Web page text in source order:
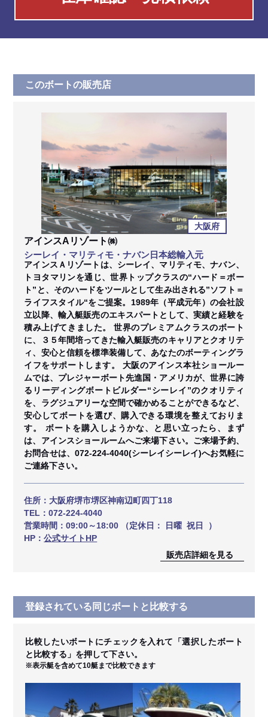
このボートの販売店
大阪府
アインスAリゾート㈱
シーレイ・マリティモ・ナバン日本総輸入元
アインスＡリゾートは、シーレイ、マリティモ、ナバン、
トヨタマリンを通じ、世界トップクラスの“ハード＝ボー
ト”と、そのハードをツールとして生み出される”ソフト＝
ライフスタイル“をご提案。1989年（平成元年）の会社設
立以降、輸入艇販売のエキスパートとして、実績と経験を
積み上げてきました。 世界のプレミアムクラスのボート
に、３５年間培ってきた輸入艇販売のキャリアとクオリテ
ィ、安心と信頼を標準装備して、あなたのボーティングラ
イフをサポートします。 大阪のアインス本社ショールー
ムでは、プレジャーボート先進国・アメリカが、世界に誇
るリーディングボートビルダー“シーレイ”のクオリティ
を、ラグジュアリーな空間で確かめることができるなど、
安心してボートを選び、購入できる環境を整えておりま
す。 ボートを購入しようかな、と思い立ったら、まず
は、アインスショールームへご来場下さい。ご来場予約、
お問合せは、072-224-4040(シーレイシーレイ)へお気軽に
ご連絡下さい。
住所： 大阪府堺市堺区神南辺町四丁118
TEL：072-224-4040
営業時間：09:00～18:00 （定休日： 日曜 祝日 ）
HP：公式サイトHP
販売店詳細を見る
登録されている同じボートと比較する
比較したいボートにチェックを入れて「選択したボート
と比較する」を押して下さい。
※表示艇を含めて10艇まで比較できます